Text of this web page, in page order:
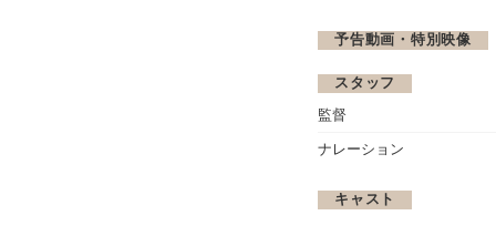
予告動画・特別映像
スタッフ
監督
ナレーション
キャスト